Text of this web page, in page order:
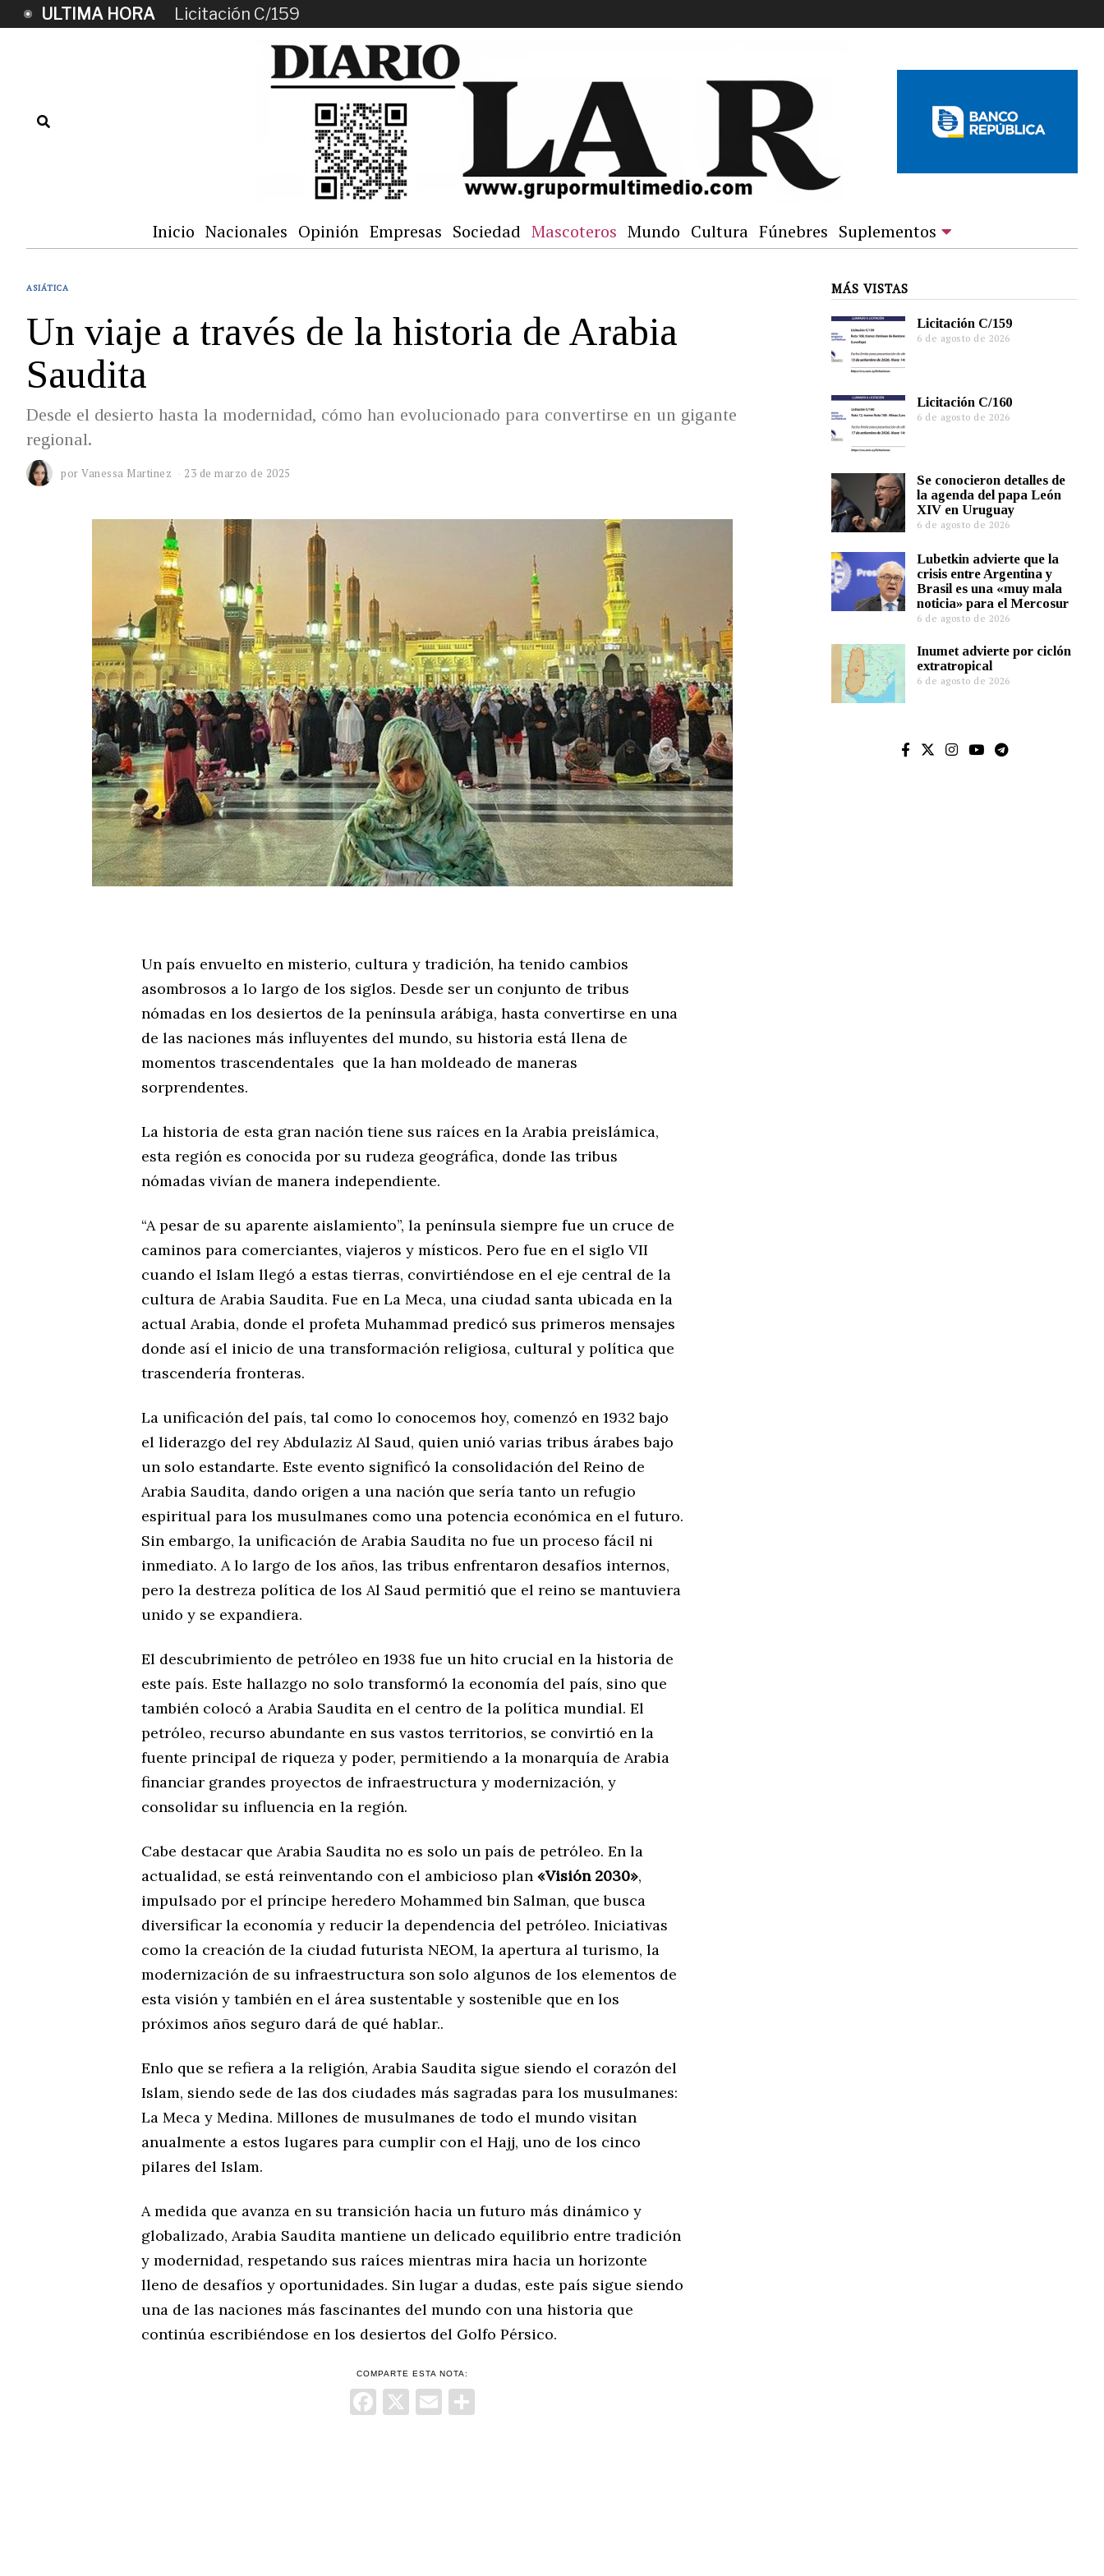
ULTIMA HORA Licitación C/159
Inicio Nacionales Opinión Empresas Sociedad Mascoteros Mundo Cultura Fúnebres Suplementos
ASIÁTICA
Un viaje a través de la historia de Arabia
Saudita
Desde el desierto hasta la modernidad, cómo han evolucionado para convertirse en un gigante
regional.
por Vanessa Martinez 23 de marzo de 2025
Un país envuelto en misterio, cultura y tradición, ha tenido cambios
asombrosos a lo largo de los siglos. Desde ser un conjunto de tribus
nómadas en los desiertos de la península arábiga, hasta convertirse en una
de las naciones más influyentes del mundo, su historia está llena de
momentos trascendentales que la han moldeado de maneras
sorprendentes.
La historia de esta gran nación tiene sus raíces en la Arabia preislámica,
esta región es conocida por su rudeza geográfica, donde las tribus
nómadas vivían de manera independiente.
“A pesar de su aparente aislamiento”, la península siempre fue un cruce de
caminos para comerciantes, viajeros y místicos. Pero fue en el siglo VII
cuando el Islam llegó a estas tierras, convirtiéndose en el eje central de la
cultura de Arabia Saudita. Fue en La Meca, una ciudad santa ubicada en la
actual Arabia, donde el profeta Muhammad predicó sus primeros mensajes
donde así el inicio de una transformación religiosa, cultural y política que
trascendería fronteras.
La unificación del país, tal como lo conocemos hoy, comenzó en 1932 bajo
el liderazgo del rey Abdulaziz Al Saud, quien unió varias tribus árabes bajo
un solo estandarte. Este evento significó la consolidación del Reino de
Arabia Saudita, dando origen a una nación que sería tanto un refugio
espiritual para los musulmanes como una potencia económica en el futuro.
Sin embargo, la unificación de Arabia Saudita no fue un proceso fácil ni
inmediato. A lo largo de los años, las tribus enfrentaron desafíos internos,
pero la destreza política de los Al Saud permitió que el reino se mantuviera
unido y se expandiera.
El descubrimiento de petróleo en 1938 fue un hito crucial en la historia de
este país. Este hallazgo no solo transformó la economía del país, sino que
también colocó a Arabia Saudita en el centro de la política mundial. El
petróleo, recurso abundante en sus vastos territorios, se convirtió en la
fuente principal de riqueza y poder, permitiendo a la monarquía de Arabia
financiar grandes proyectos de infraestructura y modernización, y
consolidar su influencia en la región.
Cabe destacar que Arabia Saudita no es solo un país de petróleo. En la
actualidad, se está reinventando con el ambicioso plan «Visión 2030»,
impulsado por el príncipe heredero Mohammed bin Salman, que busca
diversificar la economía y reducir la dependencia del petróleo. Iniciativas
como la creación de la ciudad futurista NEOM, la apertura al turismo, la
modernización de su infraestructura son solo algunos de los elementos de
esta visión y también en el área sustentable y sostenible que en los
próximos años seguro dará de qué hablar..
Enlo que se refiera a la religión, Arabia Saudita sigue siendo el corazón del
Islam, siendo sede de las dos ciudades más sagradas para los musulmanes:
La Meca y Medina. Millones de musulmanes de todo el mundo visitan
anualmente a estos lugares para cumplir con el Hajj, uno de los cinco
pilares del Islam.
A medida que avanza en su transición hacia un futuro más dinámico y
globalizado, Arabia Saudita mantiene un delicado equilibrio entre tradición
y modernidad, respetando sus raíces mientras mira hacia un horizonte
lleno de desafíos y oportunidades. Sin lugar a dudas, este país sigue siendo
una de las naciones más fascinantes del mundo con una historia que
continúa escribiéndose en los desiertos del Golfo Pérsico.
COMPARTE ESTA NOTA:
Facebook
X Email
MÁS VISTAS
Licitación C/159
6 de agosto de 2026
Licitación C/160
6 de agosto de 2026
Se conocieron detalles de
la agenda del papa León
XIV en Uruguay
6 de agosto de 2026
Lubetkin advierte que la
crisis entre Argentina y
Brasil es una «muy mala
noticia» para el Mercosur
6 de agosto de 2026
Inumet advierte por ciclón
extratropical
6 de agosto de 2026